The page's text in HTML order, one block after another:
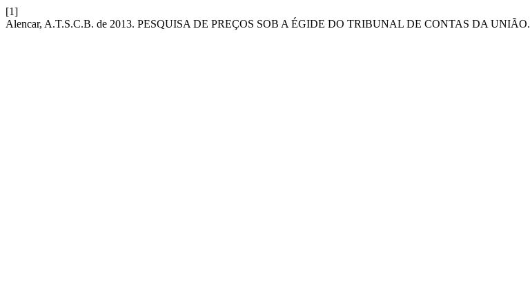
[1]
Alencar, A.T.S.C.B. de 2013. PESQUISA DE PREÇOS SOB A ÉGIDE DO TRIBUNAL DE CONTAS DA UNIÃO.